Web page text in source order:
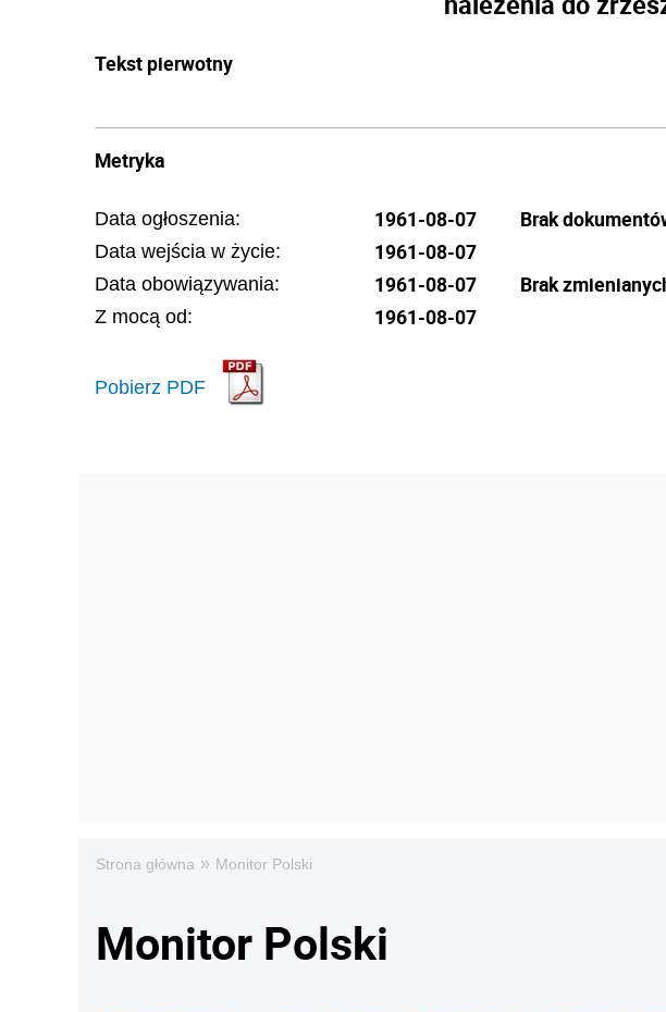
Tekst pierwotny
Metryka
Data ogłoszenia: 1961-08-07
Data wejścia w życie: 1961-08-07
Data obowiązywania: 1961-08-07
Z mocą od: 1961-08-07
Pobierz PDF
Brak
Brak
Strona główna » Monitor Polski
Monitor Polski